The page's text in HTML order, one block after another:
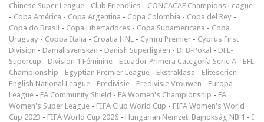
Chinese Super League - Club Friendlies - CONCACAF Champions League
- Copa América - Copa Argentina - Copa Colombia - Copa del Rey -
Copa do Brasil - Copa Libertadores - Copa Sudamericana - Copa
Uruguay - Coppa Italia - Croatia HNL - Cymru Premier - Cyprus First
Division - Damallsvenskan - Danish Superligaen - DFB-Pokal - DFL-
Supercup - Division 1 Féminine - Ecuador Primera Categoría Serie A - EFL
Championship - Egyptian Premier League - Ekstraklasa - Eliteserien -
English National League - Eredivisie - Eredivisie Vrouwen - Europa
League - FA Community Shield - FA Women's Championship - FA
Women's Super League - FIFA Club World Cup - FIFA Women's World
Cup 2023 - FIFA World Cup 2026 - Hungarian Nemzeti Bajnokság NB 1 - I